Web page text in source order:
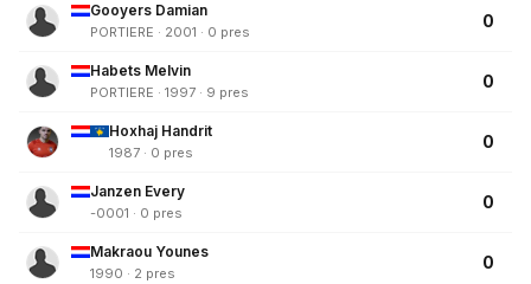
Gooyers Damian
PORTIERE · 2001 · 0 pres
0
Habets Melvin
PORTIERE · 1997 · 9 pres
0
Hoxhaj Handrit
1987 · 0 pres
0
Janzen Every
-0001 · 0 pres
0
Makraou Younes
1990 · 2 pres
0